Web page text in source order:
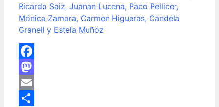
Ricardo Saiz, Juanan Lucena, Paco Pellicer,
Mónica Zamora, Carmen Higueras, Candela
Granell y Estela Muñoz
Facebook
Mastodon
Email